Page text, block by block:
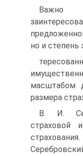
Важно
но и степень
масштабом
размера
В. И.
страховой